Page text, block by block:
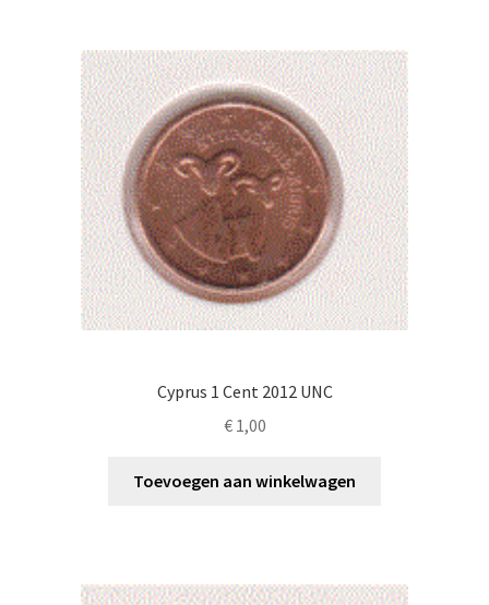
Cyprus 1 Cent 2012 UNC
€1,00
Toevoegen aan winkelwagen